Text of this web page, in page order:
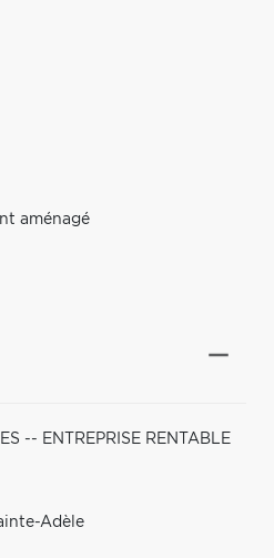
aménagé
-- ENTREPRISE RENTABLE
Adèle